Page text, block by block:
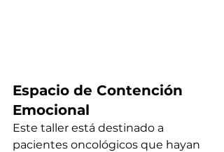
Espacio de Contención
Emocional
Este taller está destinado a
pacientes oncológicos que hayan